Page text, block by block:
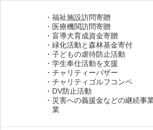
福祉施設訪問寄贈
医療機関訪問寄贈
盲導犬育成資金寄贈
緑化活動と森林基金寄付
子どもの虐待防止活動
学生奉仕活動を支援
チャリティーバザー
チャリティゴルフコンペ
DV防止活動
災害への義援金などの継続事
業